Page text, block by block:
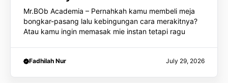
Mr.BOb Academia – Pernahkah kamu membeli meja
bongkar-pasang lalu kebingungan cara merakitnya?
Atau kamu ingin memasak mie instan tetapi ragu
Fadhilah Nur July 29, 2026